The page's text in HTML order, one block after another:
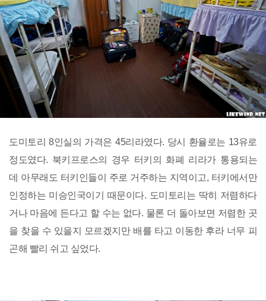
도미토리 8인실의 가격은 45리라였다. 당시 환율로는 13유로
정도였다. 북키프로스의 경우 터키의 화폐 리라가 통용되는
데 아무래도 터키인들이 주로 거주하는 지역이고, 터키에서만
인정하는 미승인국이기 때문이다. 도미토리는 딱히 저렴하다
거나 마음에 든다고 할 수는 없다. 물론 더 돌아보면 저렴한 곳
을 찾을 수 있을지 모르겠지만 배를 타고 이동한 후라 너무 피
곤해 빨리 쉬고 싶었다.